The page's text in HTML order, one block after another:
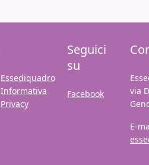
Essediquadro
Informativa
Privacy
Seguici
su
Facebook
via
E-